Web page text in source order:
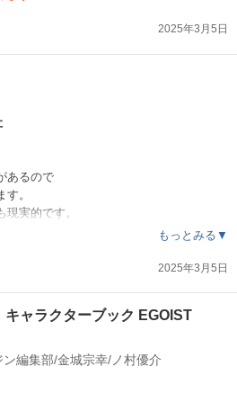
2025年3月5日
あるので
。
実的です。
もっとみる▼
2025年3月5日
キャラクターブック EGOIST
編集部/金城宗幸/ノ村優介